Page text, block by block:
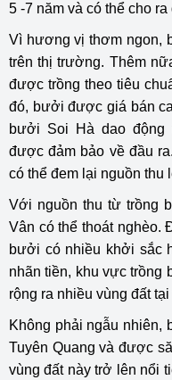
5 -7 năm và có thể cho
Vì hương vị thơm ngon,
trên thị trường. Thêm
được trồng theo tiêu
đó, bưởi được giá bán
bưởi Soi Hà dao động
được đảm bảo về đầu
có thể đem lại nguồn thu
Với nguồn thu từ trồng
Vân có thể thoát nghèo.
bưởi có nhiều khởi sắc
nhãn tiền, khu vực trồng
rộng ra nhiều vùng đất
Không phải ngẫu nhiên,
Tuyên Quang và được
vùng đất này trở lên nổi